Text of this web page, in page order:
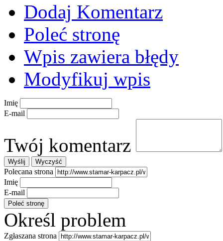
Dodaj Komentarz
Poleć stronę
Wpis zawiera błędy
Modyfikuj wpis
Imię
E-mail
Twój komentarz
Polecana strona
Imię
E-mail
Określ problem
Zgłaszana strona